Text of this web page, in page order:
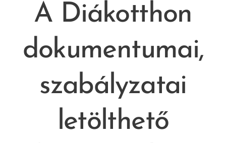
A Diákotthon
dokumentumai,
szabályzatai
letölthető